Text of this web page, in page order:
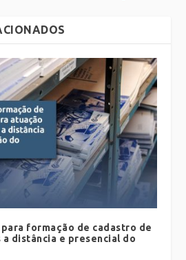
formação de cadastro de
distância e presencial do